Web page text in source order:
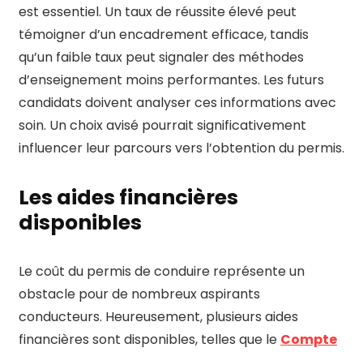
est essentiel. Un taux de réussite élevé peut
témoigner d’un encadrement efficace, tandis
qu’un faible taux peut signaler des méthodes
d’enseignement moins performantes. Les futurs
candidats doivent analyser ces informations avec
soin. Un choix avisé pourrait significativement
influencer leur parcours vers l’obtention du permis.
Les aides financières
disponibles
Le coût du permis de conduire représente un
obstacle pour de nombreux aspirants
conducteurs. Heureusement, plusieurs aides
financières sont disponibles, telles que le Compte